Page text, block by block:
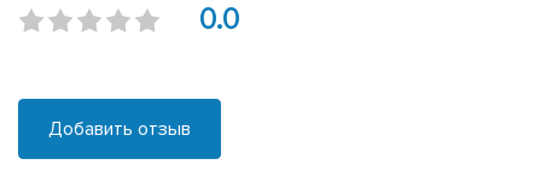
0.0
Добавить отзыв